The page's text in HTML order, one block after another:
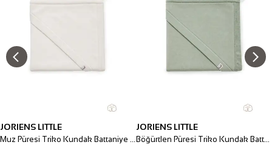
JORIENS LITTLE JORIENS LITTLE